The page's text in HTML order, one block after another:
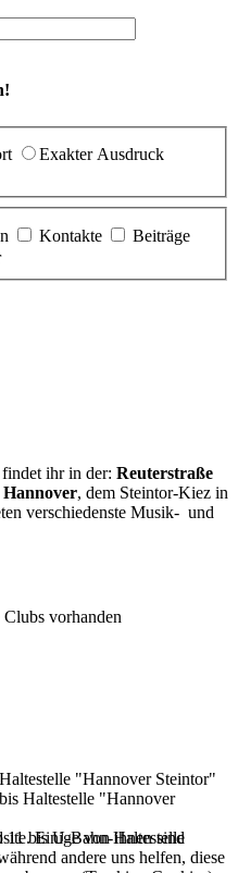
Exakter Ausdruck
Kontakte
Beiträge
ihr in der: Reuterstraße
, dem Steintor-Kiez in
verschiedenste Musik- und
vorhanden
"Hannover Steintor"
Haltestelle "Hannover
11 bis U-Bahn-Haltestelle
Einige von ihnen sind
andere uns helfen, diese